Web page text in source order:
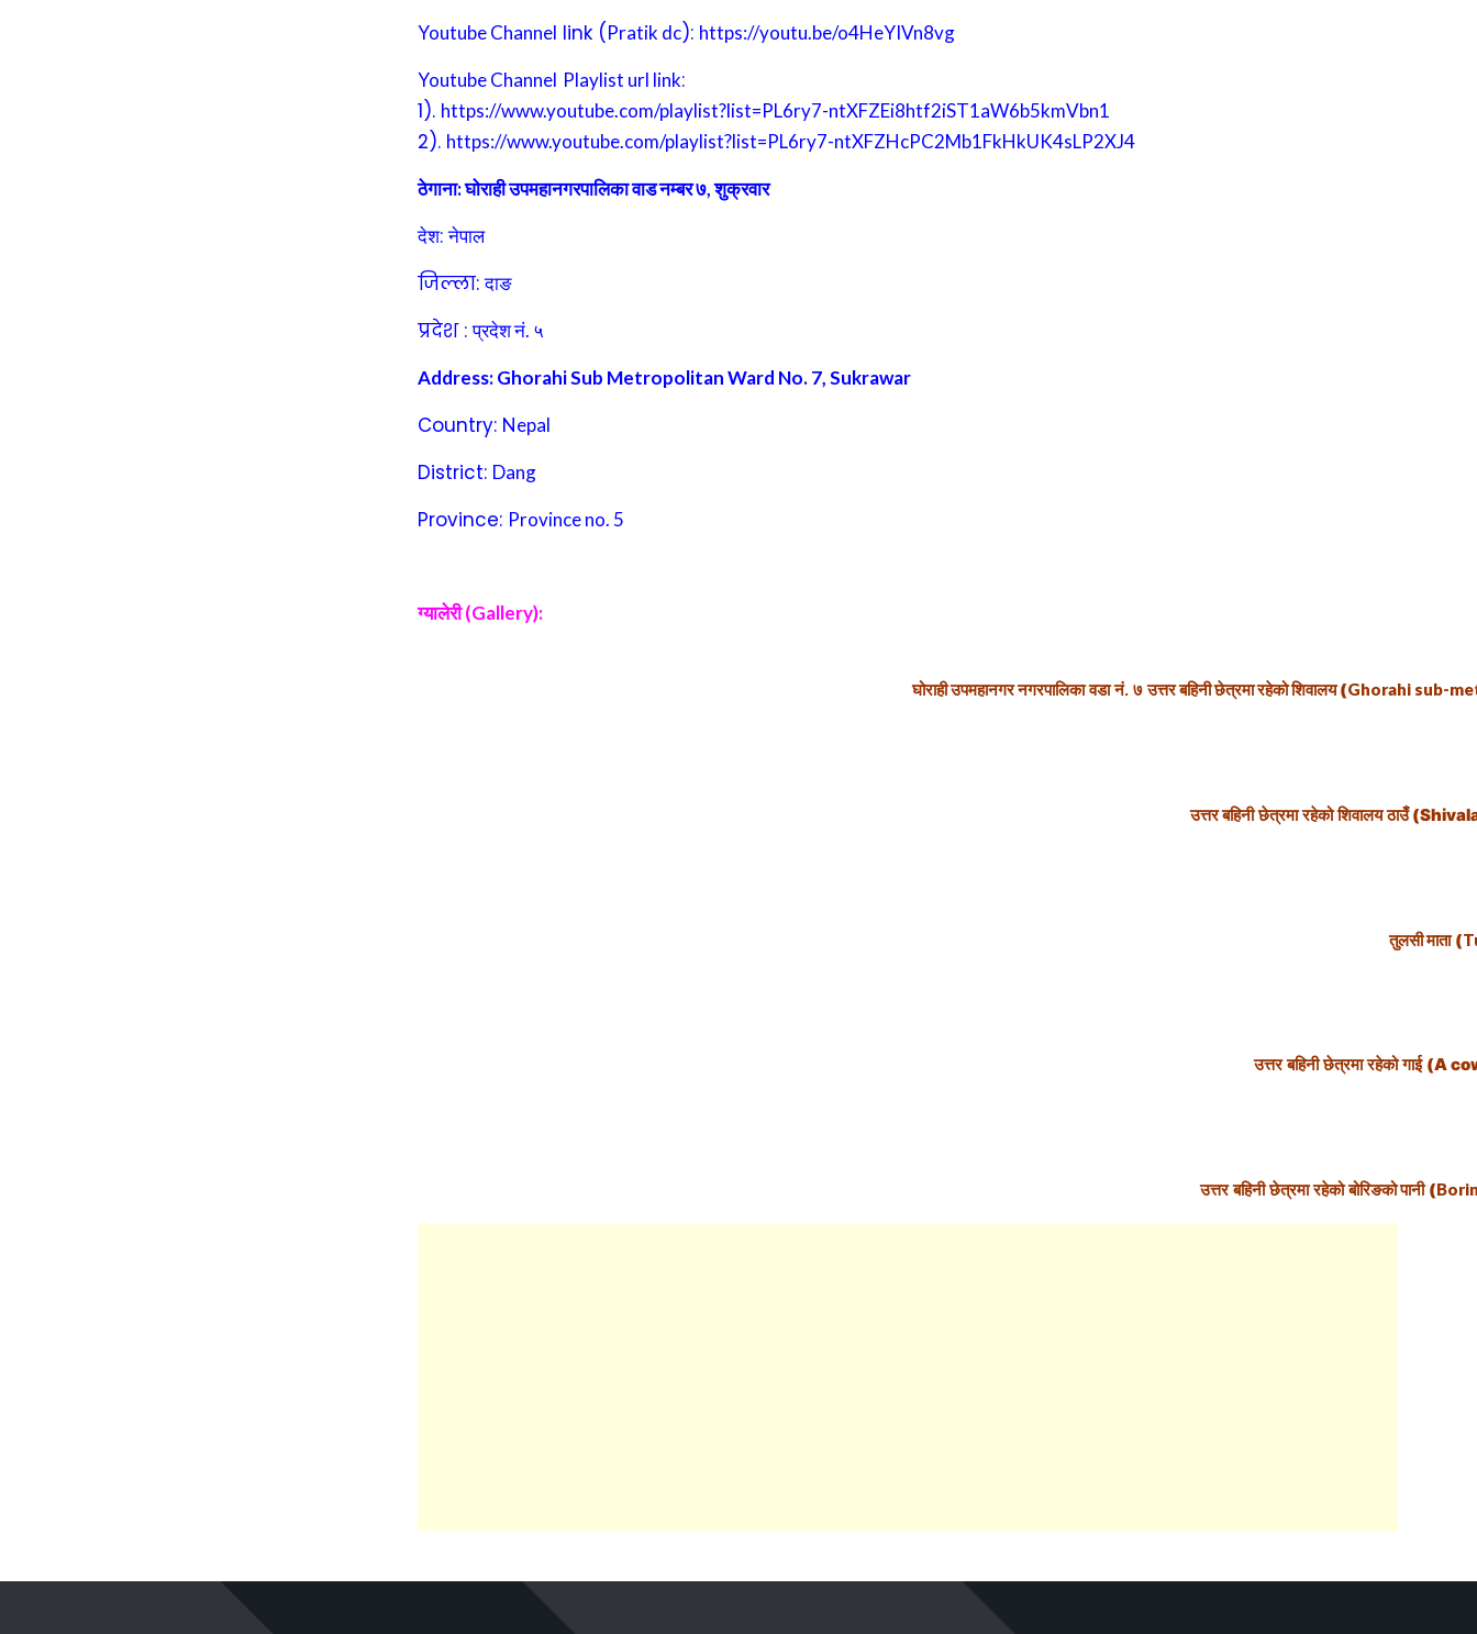
Youtube Channel link (Pratik dc): https://youtu.be/o4HeYIVn8vg
Youtube Channel Playlist url link:
1). https://www.youtube.com/playlist?list=PL6ry7-ntXFZEi8htf2iST1aW6b5kmVbn1
2). https://www.youtube.com/playlist?list=PL6ry7-ntXFZHcPC2Mb1FkHkUK4sLP2XJ4
ठेगाना:घाेराही उपमहानगरपालिका वाड नम्बर ७, शुक्रवार
देश:नेपाल
जिल्ला:दाङ
प्रदेश :प्रदेश नं. ५
Address:Ghorahi Sub Metropolitan Ward No. 7, Sukrawar
Country: Nepal
District: Dang
Province: Province no. 5
ग्यालेरी (Gallery):
घोराही उपमहानगर नगरपालिकावडा नं. ७उत्तर बहिनी छेत्रमा रहेको शिवालय(Ghorahi sub-
उत्तर बहिनीछेत्रमा रहेकोशिवालयठाउँ
तुलसी माता (
उत्तर बहिनी छेत्रमा रहेको गाई (A
उत्तर बहिनी छेत्रमा रहेकोबोरिङको पानी (